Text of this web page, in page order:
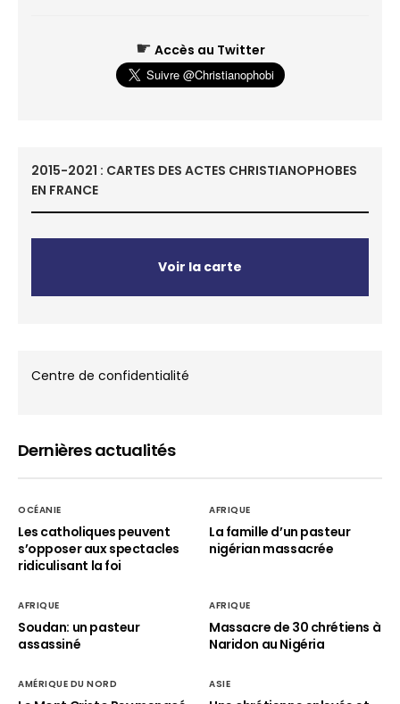
☛ Accès au Twitter
2015-2021 : CARTES DES ACTES CHRISTIANOPHOBES
EN FRANCE
Voir la carte
Centre de confidentialité
Dernières actualités
OCÉANIE
Les catholiques peuvent
s’opposer aux spectacles
ridiculisant la foi
AFRIQUE
La famille d’un pasteur
nigérian massacrée
AFRIQUE
Soudan: un pasteur
assassiné
AFRIQUE
Massacre de 30 chrétiens à
Naridon au Nigéria
AMÉRIQUE DU NORD ASIE